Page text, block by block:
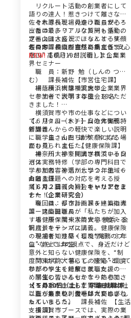
リクルート活動の創業者にして
語りの達人！惹きつけて離さない
佐々木課長と、見かけたら安心！
出番は最多？！リクルート活動の
定番山田さんと、ほっとする笑顔
が目印！相談が自然と集まる“安心
窓口” 高橋さんが説明しました！
それぞれ現場の違う職員がそろ
ったので、リアルな質問も多く、
ブースは大盛況で、なんと…９１
名の方にお立ち寄りいただきまし
た！
佐々木課長山田主任高橋主任
NEW! 【６月19日（金）】企業業
界セミナー
職 員：新野 勉（しんの つと
む） 課長補佐【市営住宅課】
場 所：桐蔭横浜大学
参加者：大学３年生 18名
桐蔭横浜大学で実施の企業業界
セミナーで説明する機会をいただ
きました！
横須賀市や市の仕事などについ
て、リクルートチームの大御所、
新野さんからの軽快で楽しい説明
に、学生さんたちが笑顔になる場
面も見られました。
【６月４日（木）】自治体実務特
修講義
職 員：山田 雄大（やまだ た
かひろ） 主任 【健康保険課】
場 所：神奈川大学横浜キャン
パス
参加者：神奈川大学２年生 ６
０名
神奈川大学で開講されている自
治体実務特修（学部の専門科目で
学んだ内容を活かしつつ、地域に
おける課題への対応を考える授
業）で、講義の機会をいただきま
した！
今回は、リクルートチームの大
エース山田さんが「私たちが加入
する健康保険～人の安心を支える
制度」をテーマに講義。健康保険
の現場を知り尽くした“実務のプ
ロ”ならではの視点で、身近だけど
意外と知らない健康保険を、“制
度”ではなく“暮らしの安心”として
わかりやすく紐解きました。
学生の皆さんもかなり熱心で、
メモの手が止まらず質問も続々。
こちらも良い刺激をいただきまし
た！
山田主任
【６月２日（火）】キャリアセミ
ナー（企業研究会）
職 員：都市計画課＆建築指導
課 建築職職員
場 所：関東学院大学 横浜・金
沢八景キャンパス
参加者：建築・環境学部 ３年
生・修士１年生
関東学院大学にて、建築・環境
学部の学生を対象に就職支援のた
め開催しているセミナーに参加さ
せていただきました！当日は20社
以上が集まり、会場は大変にぎわ
っていました。
横須賀市ブースでは、実際の業
【５月30日（土）】学情 就職博
職 員：乾 俊一郎（いぬい し
ゅんいちろう） 課長補佐 【生活
支援課】